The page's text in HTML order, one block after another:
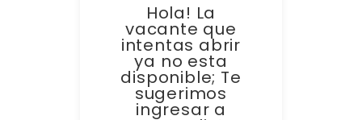
Hola! La
vacante que
intentas abrir
ya no esta
disponible; Te
sugerimos
ingresar a